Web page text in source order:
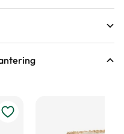
leveranshöjd på växter